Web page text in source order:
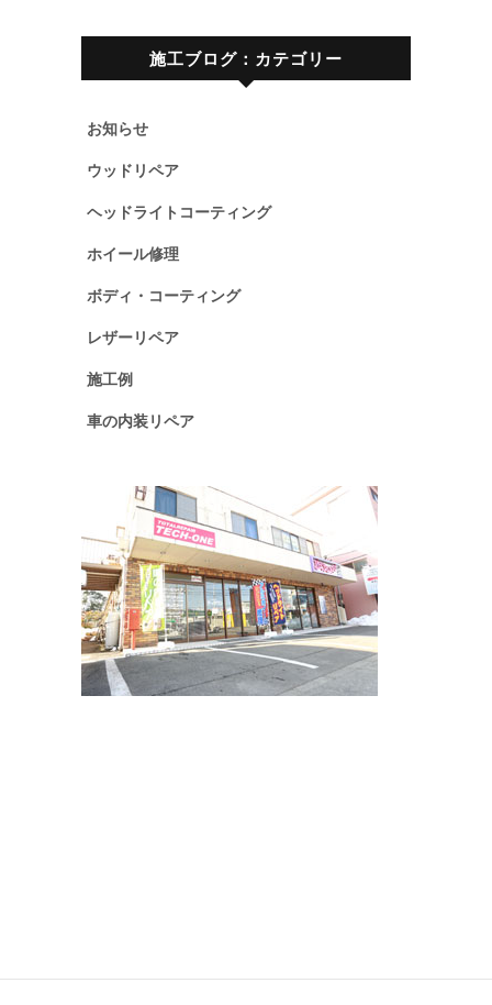
施工ブログ：カテゴリー
お知らせ
ウッドリペア
ヘッドライトコーティング
ホイール修理
ボディ・コーティング
レザーリペア
施工例
車の内装リペア